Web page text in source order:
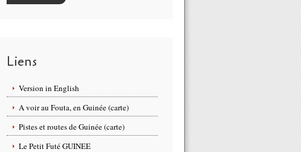
Liens
Version in English
A voir au Fouta, en Guinée (carte)
Pistes et routes de Guinée (carte)
Le Petit Futé GUINEE